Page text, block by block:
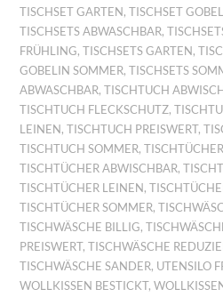
TISCHSET GARTEN ,TISCHSET
TISCHSETS ABWASCHBAR,
FRÜHLING,TISCHSETS GARTEN ,
GOBELIN SOMMER,TISCHSETS
ABWASCHBAR,TISCHTUCH
TISCHTUCH FLECKSCHUTZ,
LEINEN ,TISCHTUCH PREISWERT,
TISCHTUCH SOMMER,
TISCHTÜCHER ABWISCHBAR,
TISCHTÜCHER LEINEN ,
TISCHTÜCHER SOMMER,
TISCHWÄSCHE BILLIG,
PREISWERT,TISCHWÄSCHE
TISCHWÄSCHE SANDER, UTENSILO
WOLLKISSEN BESTICKT,